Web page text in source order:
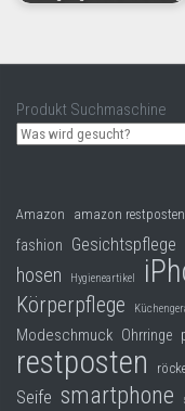
Produkt Suchmaschine
Amazon amazon restposten
fashion Gesichtspflege
hosen Hygieneartikel
Körperpflege
Modeschmuck Ohrringe
restposten
Seife smartphone